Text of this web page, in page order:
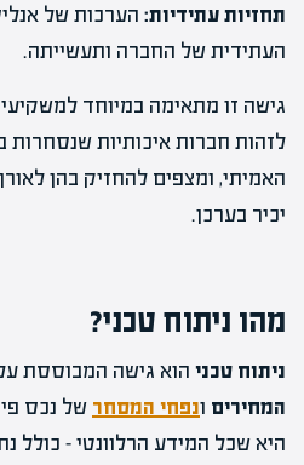
תחזיות עתידיות: הערכות של
העתידית של החברה ותעשייתה.
גישה זו מתאימה במיוחד
לזהות חברות איכותיות שנסחרות
האמיתי, ומצפים להחזיק בהן
יכיר בערכן.
מהו ניתוח טכני?
ניתוח טכני הוא גישה המבוססת
המחירים ונפחי המסחר של נכס
היא שכל המידע הרלוונטי – כולל